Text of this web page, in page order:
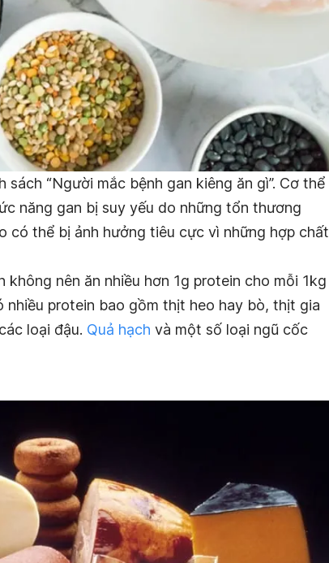
“Người mắc bệnh gan kiêng ăn gì”. Cơ thể
năng gan bị suy yếu do những tổn thương
có thể bị ảnh hưởng tiêu cực vì những hợp chất
không nên ăn nhiều hơn 1g protein cho mỗi 1kg
nhiều protein bao gồm thịt heo hay bò, thịt gia
loại đậu. Quả hạch và một số loại ngũ cốc